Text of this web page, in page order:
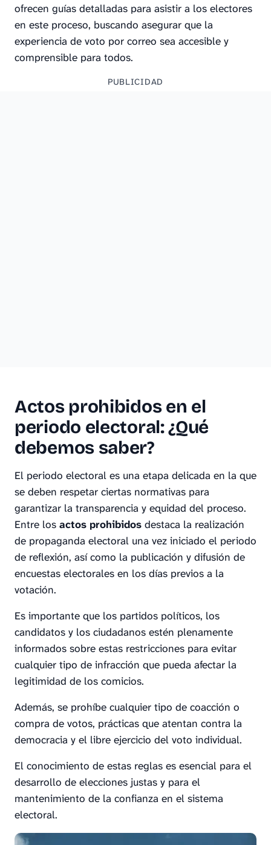
ofrecen guías detalladas para asistir a los electores
en este proceso, buscando asegurar que la
experiencia de voto por correo sea accesible y
comprensible para todos.
PUBLICIDAD
Actos prohibidos en el
periodo electoral: ¿Qué
debemos saber?
El periodo electoral es una etapa delicada en la que
se deben respetar ciertas normativas para
garantizar la transparencia y equidad del proceso.
Entre los actos prohibidos destaca la realización
de propaganda electoral una vez iniciado el periodo
de reflexión, así como la publicación y difusión de
encuestas electorales en los días previos a la
votación.
Es importante que los partidos políticos, los
candidatos y los ciudadanos estén plenamente
informados sobre estas restricciones para evitar
cualquier tipo de infracción que pueda afectar la
legitimidad de los comicios.
Además, se prohíbe cualquier tipo de coacción o
compra de votos, prácticas que atentan contra la
democracia y el libre ejercicio del voto individual.
El conocimiento de estas reglas es esencial para el
desarrollo de elecciones justas y para el
mantenimiento de la confianza en el sistema
electoral.